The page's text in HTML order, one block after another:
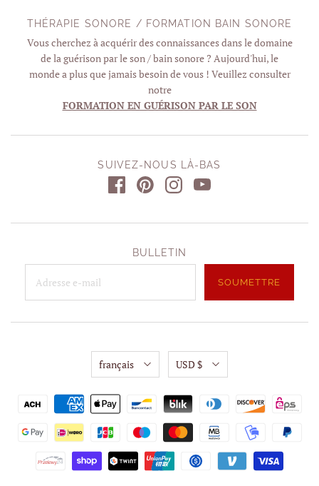
THÉRAPIE SONORE / FORMATION BAIN SONORE
Vous cherchez à acquérir des connaissances dans le domaine
de la guérison par le son / bain sonore ? Aujourd'hui, le
monde a plus que jamais besoin de vous ! Veuillez consulter
notre
FORMATION EN GUÉRISON PAR LE SON
SUIVEZ-NOUS LÀ-BAS
BULLETIN
français USD $